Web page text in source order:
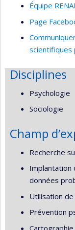
Équipe
Page
scientifiques
Disciplines
Psychologie
Sociologie
Champ
Recherche
Implantation
données
Utilisation
Prévention